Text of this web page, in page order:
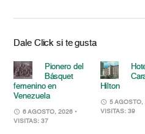
Dale Click si te gusta
Pionero del
Básquet
femenino en
Venezuela
6 AGOSTO, 2026 •
VISITAS: 37
Hilton
5 AGOSTO,
VISITAS: 39